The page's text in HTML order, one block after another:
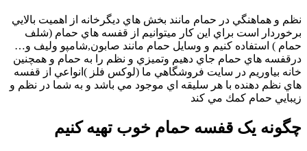
نظم و هماهنگي در حمام مانند بخش هاي ديگرخانه از اهميت بالايي
برخوردار است براي اين كار ميتوانيم از قفسه هاي حمام (شلف
حمام ) استفاده كنيم و وسايل حمام مانند صابون,شامپو وليف و…
درقفسه هاي حمام جاي دهيم وتميزي و نظم را به حمام و همچنين
خانه بياوريم در سايت فروشگاهي ما (لوكس فلز )انواعي از قفسه
هاي نظم دهنده با هر سليقه اي موجود مي باشد و به شما در نظم و
زيبايي حمام كمك مي كند
چگونه یک قفسه حمام خوب تهیه کنیم